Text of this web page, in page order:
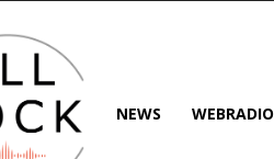
NEWS WEBRADIO